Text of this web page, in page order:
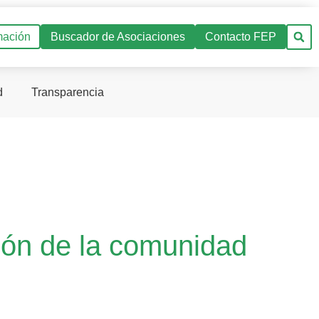
Buscador de Asociaciones Contacto FEP
Transparencia
de la comunidad